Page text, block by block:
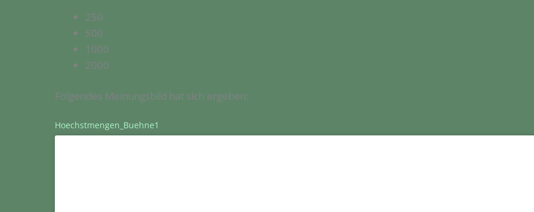
250
500
1000
2000
Folgendes Meinungsbild hat sich ergeben:
Hoechstmengen_Buehne1